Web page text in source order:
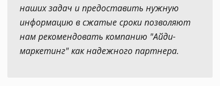
наших задач и предоставить нужную
информацию в сжатые сроки позволяют
нам рекомендовать компанию "Айди-
маркетинг" как надежного партнера.